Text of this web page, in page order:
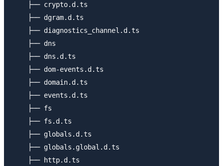
    ├── crypto.d.ts
    ├── dgram.d.ts
    ├── diagnostics_channel.d.ts
    ├── dns
    ├── dns.d.ts
    ├── dom-events.d.ts
    ├── domain.d.ts
    ├── events.d.ts
    ├── fs
    ├── fs.d.ts
    ├── globals.d.ts
    ├── globals.global.d.ts
    ├── http.d.ts